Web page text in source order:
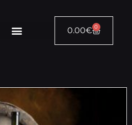
0.00€ 0